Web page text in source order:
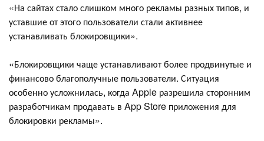
«На сайтах стало слишком много рекламы разных типов, и
уставшие от этого пользователи стали активнее
устанавливать блокировщики».
«Блокировщики чаще устанавливают более продвинутые и
финансово благополучные пользователи. Ситуация
особенно усложнилась, когда Apple разрешила сторонним
разработчикам продавать в App Store приложения для
блокировки рекламы».